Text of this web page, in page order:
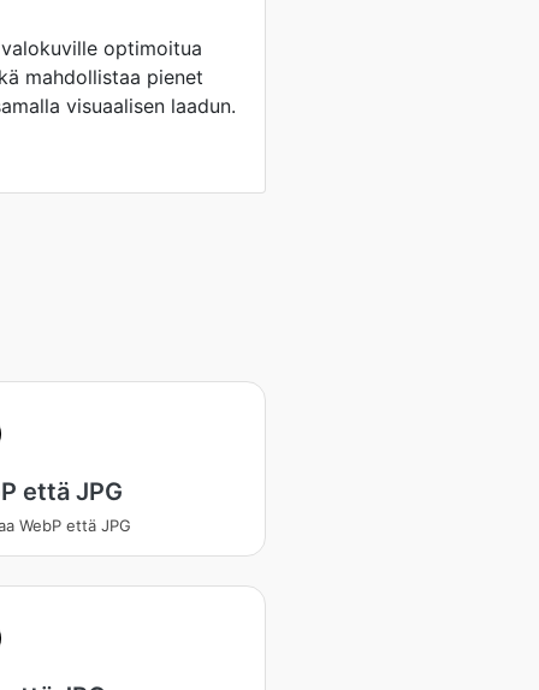
optimoitua
mahdollistaa pienet
visuaalisen laadun.
että JPG
WebP että JPG